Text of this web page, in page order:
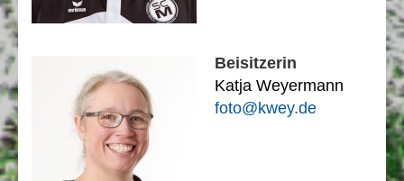
Beisitzerin
Katja Weyermann
foto@kwey.de